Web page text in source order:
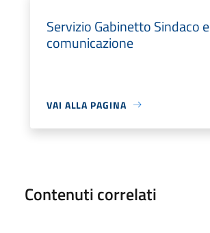
Servizio Gabinetto Sindaco e
comunicazione
VAI ALLA PAGINA
Contenuti correlati